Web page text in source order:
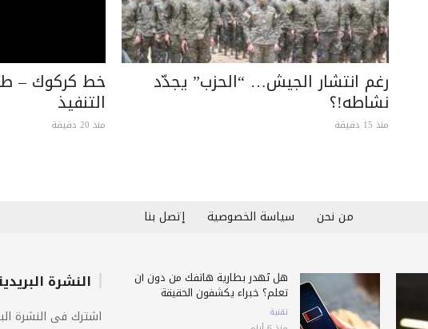
رغم انتشار الجيش… “الحزب” يجدّد
نشاطه!؟
منذ 15 دقيقة
خط كركوك –
التنفيذ
منذ 20 دقيقة
من نحن سياسة الخصوصية إتصل بنا
هل تُهدر بطارية هاتفك من دون أن
تعلم؟ خبراء يكشفون الحقيقة
تقنية
النشرة
اشترك فى النشرة